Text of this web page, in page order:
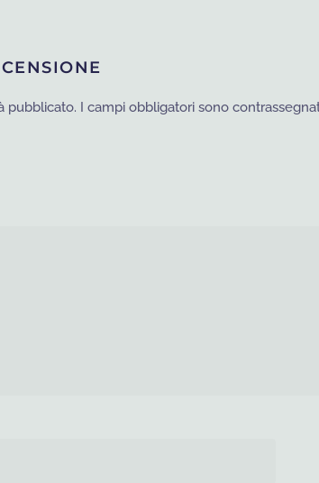
pubblicato. I campi obbligatori sono